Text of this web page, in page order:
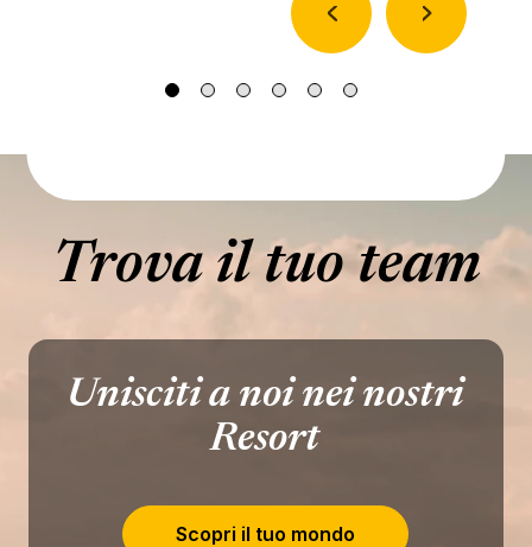
Trova il tuo team
Unisciti a noi nei nostri
Resort
Scopri il tuo mondo